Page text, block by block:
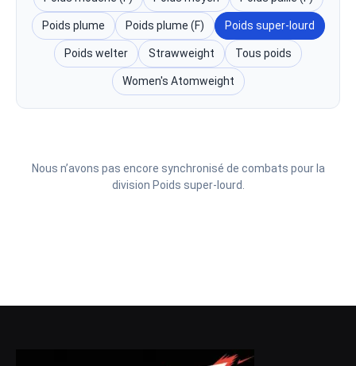
Poids plume Poids plume (F) Poids super-lourd
Poids welter Strawweight Tous poids
Women's Atomweight
Nous n’avons pas encore synchronisé de combats pour la
division Poids super-lourd.